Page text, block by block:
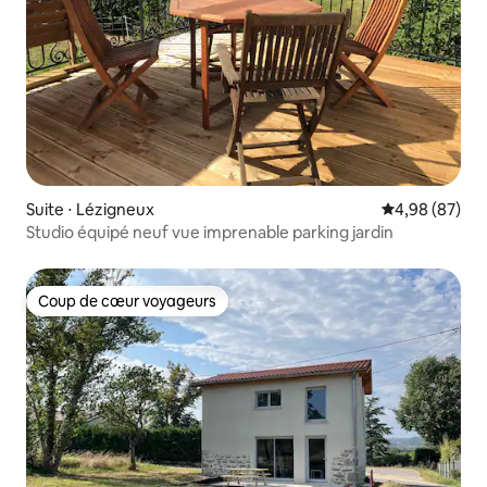
Suite ⋅ Lézigneux Évaluation
4,98 (87)
Studio équipé neuf vue imprenable parking jardin
Coup de cœur voyageurs
Coup de cœur voyageurs